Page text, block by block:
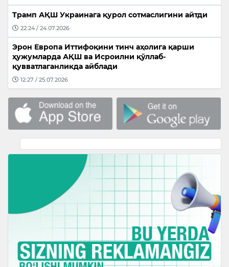
Трамп АҚШ Украинага қурол сотмаслигини айтди
22:24 / 24.07.2026
Эрон Европа Иттифоқини тинч аҳолига қарши
ҳужумларда АҚШ ва Исроилни қўллаб-
қувватлаганликда айблади
12:27 / 25.07.2026